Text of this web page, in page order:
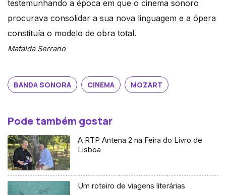
testemunhando a época em que o cinema sonoro
procurava consolidar a sua nova linguagem e a ópera
constituía o modelo de obra total.
Mafalda Serrano
BANDA SONORA CINEMA MOZART
Pode também gostar
A RTP Antena 2 na Feira do Livro de
Lisboa
Um roteiro de viagens literárias